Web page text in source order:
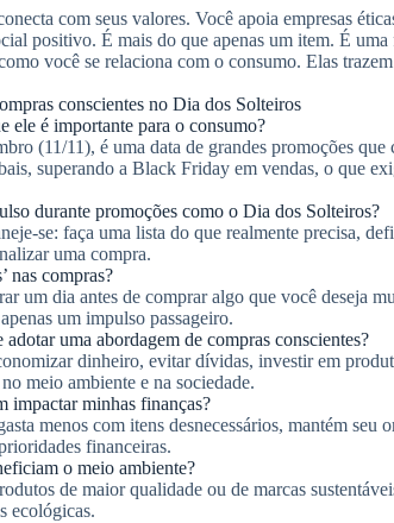
com seus valores. Você apoia empresas
positivo. É mais do que apenas um item. É
você se relaciona com o consumo. Elas
conscientes no Dia dos Solteiros
ele é importante para o consumo?
(11/11), é uma data de grandes promoções
superando a Black Friday em vendas, o que
durante promoções como o Dia dos Solteiros?
se: faça uma lista do que realmente precisa,
uma compra.
nas compras?
um dia antes de comprar algo que você deseja
um impulso passageiro.
uma abordagem de compras conscientes?
dinheiro, evitar dívidas, investir em
meio ambiente e na sociedade.
impactar minhas finanças?
menos com itens desnecessários, mantém seu
financeiras.
o meio ambiente?
de maior qualidade ou de marcas
ecológicas.